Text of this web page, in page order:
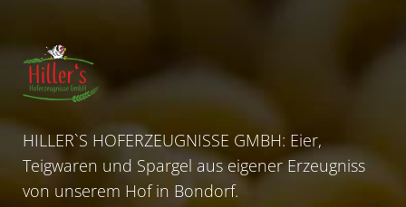
HILLER`S HOFERZEUGNISSE GMBH: Eier,
Teigwaren und Spargel aus eigener Erzeugniss
von unserem Hof in Bondorf.